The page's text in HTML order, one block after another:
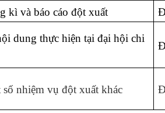
kì và báo cáo đột xuất
dung thực hiện tại đại hội chi
nhiệm vụ đột xuất khác